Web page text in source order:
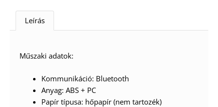
Leírás
Műszaki adatok:
Kommunikáció: Bluetooth
Anyag: ABS + PC
Papír típusa: hőpapír (nem tartozék)